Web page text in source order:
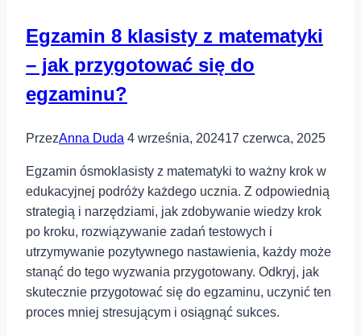
uczniów
Egzamin 8 klasisty z matematyki
– jak przygotować się do
egzaminu?
PrzezAnna Duda 4 września, 202417 czerwca, 2025
Egzamin ósmoklasisty z matematyki to ważny krok w
edukacyjnej podróży każdego ucznia. Z odpowiednią
strategią i narzędziami, jak zdobywanie wiedzy krok
po kroku, rozwiązywanie zadań testowych i
utrzymywanie pozytywnego nastawienia, każdy może
stanąć do tego wyzwania przygotowany. Odkryj, jak
skutecznie przygotować się do egzaminu, uczynić ten
proces mniej stresującym i osiągnąć sukces.